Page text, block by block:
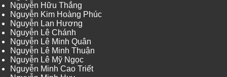
Nguyễn Hữu Thắng
Nguyễn Kim Hoàng Phúc
Nguyễn Lan Hương
Nguyễn Lê Chánh
Nguyễn Lê Minh Quân
Nguyễn Lê Minh Thuận
Nguyễn Lê Mỹ Ngọc
Nguyễn Minh Cao Triết